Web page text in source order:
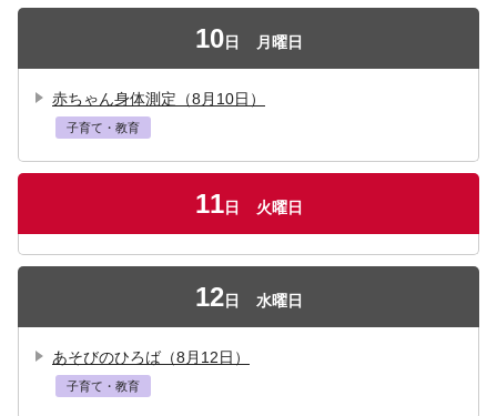
10日 月曜日
赤ちゃん身体測定（8月10日）
子育て・教育
11日 火曜日
12日 水曜日
あそびのひろば（8月12日）
子育て・教育